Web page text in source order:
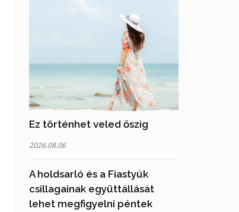
Ez történhet veled őszig
2026.08.06
A holdsarló és a Fiastyúk
csillagainak együttállását
lehet megfigyelni péntek